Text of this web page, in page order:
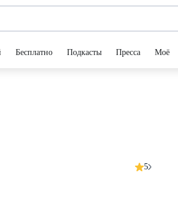
Бесплатно Подкасты Пресса Моё
5